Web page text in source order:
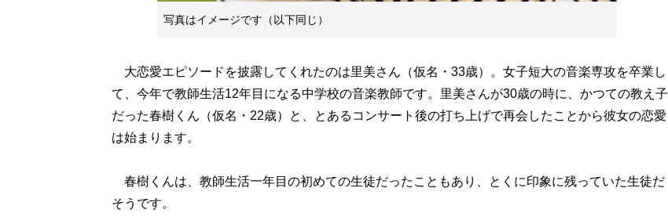
写真はイメージです（以下同じ）
大恋愛エピソードを披露してくれたのは里美さん（仮名・33歳）。女子短大の音楽専攻を卒業し
て、今年で教師生活12年目になる中学校の音楽教師です。里美さんが30歳の時に、かつての教え子
だった春樹くん（仮名・22歳）と、とあるコンサート後の打ち上げで再会したことから彼女の恋愛
は始まります。
春樹くんは、教師生活一年目の初めての生徒だったこともあり、とくに印象に残っていた生徒だ
そうです。